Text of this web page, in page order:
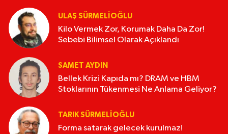
ULAŞ SÜRMELİOĞLU
Kilo Vermek Zor, Korumak Daha Da Zor!
Sebebi Bilimsel Olarak Açıklandı
SAMET AYDIN
Bellek Krizi Kapıda mı? DRAM ve HBM
Stoklarının Tükenmesi Ne Anlama Geliyor?
TARIK SÜRMELIOĞLU
Forma satarak gelecek kurulmaz!